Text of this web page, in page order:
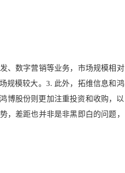
、数字营销等业务，市场规模相对
规模较大。3. 此外，拓维信息和鸿
博股份则更加注重投资和收购，以
，差距也并非是非黑即白的问题，